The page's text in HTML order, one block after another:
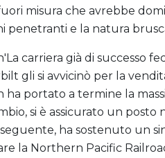
misura che avrebbe
penetranti e la natura
carriera già di successo
gli si avvicinò per la
ha portato a termine la
si è assicurato un
ha sostenuto un
la Northern Pacific